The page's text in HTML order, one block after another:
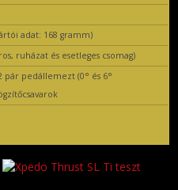
adat: 168 gramm)
ruházat és esetleges csomag)
pár pedállemezt (0° és 6°